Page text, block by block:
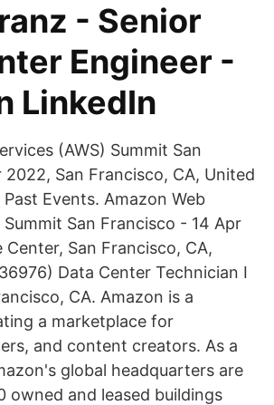
- Senior
Engineer -
LinkedIn
(AWS) Summit San
San Francisco, CA, United
Events. Amazon Web
Summit San Francisco - 14 Apr
San Francisco, CA,
Data Center Technician I
CA. Amazon is a
a marketplace for
and content creators. As a
global headquarters are
owned and leased buildings